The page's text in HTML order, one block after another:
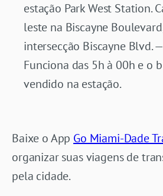
estação Park West Station.
leste na Biscayne
intersecção Biscayne Blvd. —
Funciona das 5h à 00h e o
vendido na estação.
Baixe o App Go Miami-Dade
organizar suas viagens de
pela cidade.